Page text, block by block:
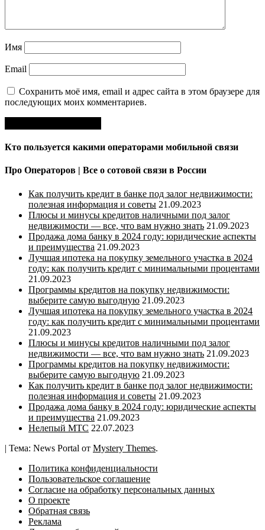
Имя
Email
Сохранить моё имя, email и адрес сайта в этом браузере для
последующих моих комментариев.
Кто пользуется какими операторами мобильной связи
Про Операторов | Все о сотовой связи в России
Как получить кредит в банке под залог недвижимости:
полезная информация и советы 21.09.2023
Плюсы и минусы кредитов наличными под залог
недвижимости — все, что вам нужно знать 21.09.2023
Продажа дома банку в 2024 году: юридические аспекты
и преимущества 21.09.2023
Лучшая ипотека на покупку земельного участка в 2024
году: как получить кредит с минимальными процентами
21.09.2023
Программы кредитов на покупку недвижимости:
выберите самую выгодную 21.09.2023
Лучшая ипотека на покупку земельного участка в 2024
году: как получить кредит с минимальными процентами
21.09.2023
Плюсы и минусы кредитов наличными под залог
недвижимости — все, что вам нужно знать 21.09.2023
Программы кредитов на покупку недвижимости:
выберите самую выгодную 21.09.2023
Как получить кредит в банке под залог недвижимости:
полезная информация и советы 21.09.2023
Продажа дома банку в 2024 году: юридические аспекты
и преимущества 21.09.2023
Нелепый МТС 22.07.2023
| Тема: News Portal от Mystery Themes.
Политика конфиденциальности
Пользовательское соглашение
Согласие на обработку персональных данных
О проекте
Обратная связь
Реклама